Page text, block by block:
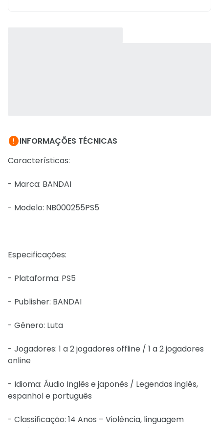
INFORMAÇÕES TÉCNICAS
Características:
- Marca: BANDAI
- Modelo: NB000255PS5
Especificações:
- Plataforma: PS5
- Publisher: BANDAI
- Gênero: Luta
- Jogadores: 1 a 2 jogadores offline / 1 a 2 jogadores
online
- Idioma: Áudio Inglês e japonês / Legendas inglês,
espanhol e português
- Classificação: 14 Anos – Violência, linguagem